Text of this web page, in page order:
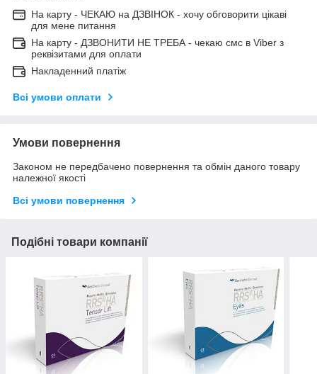
На карту - ЧЕКАЮ на ДЗВІНОК - хочу обговорити цікаві
для мене питання
На карту - ДЗВОНИТИ НЕ ТРЕБА - чекаю смс в Viber з
реквізитами для оплати
Накладенний платіж
Всі умови оплати
Умови повернення
Законом не передбачено повернення та обмін даного товару
належної якості
Всі умови повернення
Подібні товари компанії